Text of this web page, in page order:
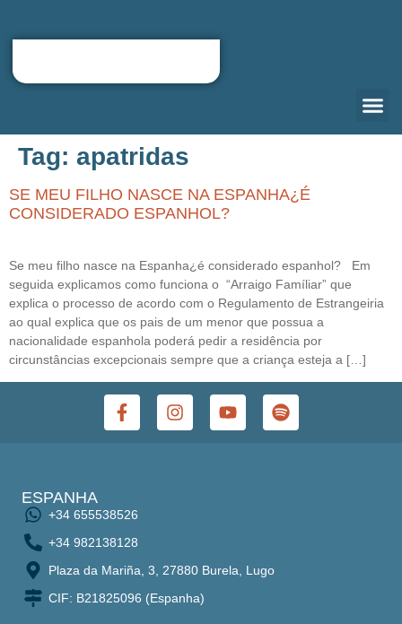
Tag: apatridas
SE MEU FILHO NASCE NA ESPANHA¿É
CONSIDERADO ESPANHOL?
Se meu filho nasce na Espanha¿é considerado espanhol? Em
seguida explicamos como funciona o “Arraigo Famíliar” que
explica o processo de acordo com o Regulamento de Estrangeiria
ao qual explica que os pais de um menor que possua a
nacionalidade espanhola poderá pedir a residência por
circunstâncias excepcionais sempre que a criança esteja a […]
ESPANHA
+34 655538526
+34 982138128
Plaza da Mariña, 3, 27880 Burela, Lugo
CIF: B21825096 (Espanha)